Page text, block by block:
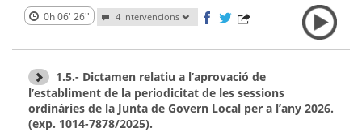
0h 06' 26'' 4 Intervencions
1.5.- Dictamen relatiu a l’aprovació de
l’establiment de la periodicitat de les sessions
ordinàries de la Junta de Govern Local per a l’any 2026.
(exp. 1014-7878/2025).